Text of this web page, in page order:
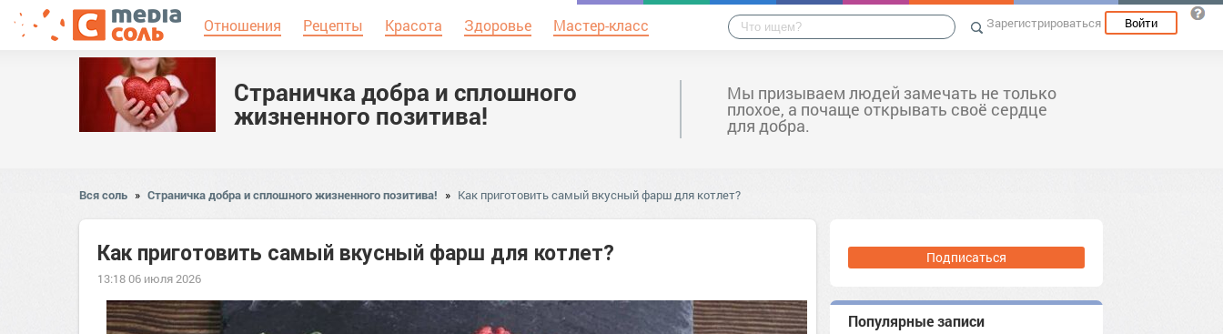
Отношения Рецепты Красота Здоровье Мастер-класс Зарегистрироваться Войти
Страничка добра и сплошного
жизненного позитива!
Мы призываем людей замечать не только
плохое, а почаще открывать своё сердце
для добра.
Вся соль » Страничка добра и сплошного жизненного позитива! » Как приготовить самый вкусный фарш для котлет?
Как приготовить самый вкусный фарш для котлет?
13:18 06 июля 2026
Подписаться
Популярные записи